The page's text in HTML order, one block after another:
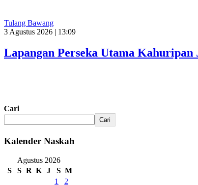
Tulang Bawang
3 Agustus 2026 | 13:09
Lapangan Perseka Utama
Cari
Cari
Kalender Naskah
Agustus 2026
S
S R K J S M
1
2